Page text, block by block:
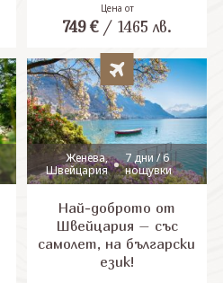
Цена от
749 €/ 1465 лв.
Женева,
Швейцария
7 дни / 6
нощувки
Най-доброто от
Швейцария – със
самолет, на български
език!